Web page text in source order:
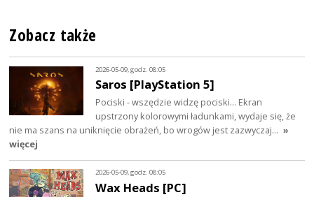
Zobacz także
2026-05-09, godz. 08:05
Saros [PlayStation 5]
Pociski - wszędzie widzę pociski... Ekran
upstrzony kolorowymi ładunkami, wydaje się, że
nie ma szans na uniknięcie obrażeń, bo wrogów jest zazwyczaj… »
więcej
2026-05-09, godz. 08:05
Wax Heads [PC]